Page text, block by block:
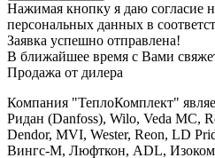
Нажимая кнопку я даю согласие
персональных данных в
Заявка успешно отправлена!
В ближайшее время с Вами
Продажа от дилера
Компания "ТеплоКомплект"
Ридан (Danfoss), Wilo, Veda MC,
Dendor, MVI, Wester, Reon, LD
Вингс-М, Люфткон, ADL,